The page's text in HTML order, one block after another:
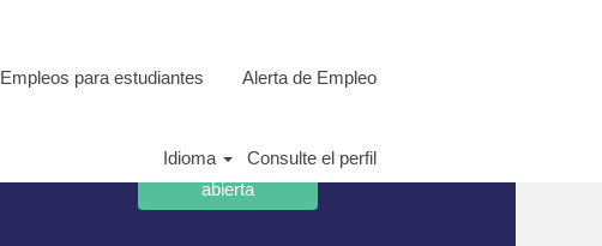
Empleos para estudiantes Alerta de Empleo
Idioma Consulte el perfil